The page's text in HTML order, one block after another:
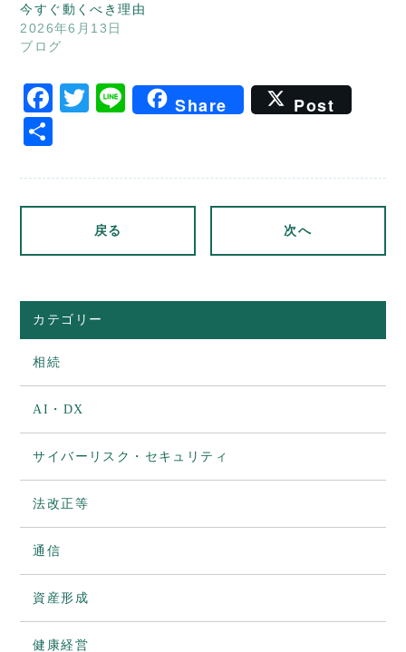
今すぐ動くべき理由
2026年6月13日
ブログ
Facebook
Twitter
LineShare Post
戻る 次へ
カテゴリー
相続
AI・DX
サイバーリスク・セキュリティ
法改正等
通信
資産形成
健康経営